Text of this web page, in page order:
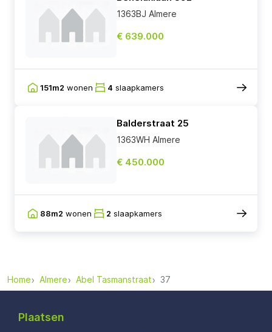
1363BJ Almere
€ 639.000
151m2 wonen 4 slaapkamers
Balderstraat 25
1363WH Almere
€ 450.000
88m2 wonen 2 slaapkamers
Home Almere Abel Tasmanstraat 37
Plaatsen